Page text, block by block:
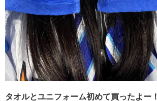
タオルとユニフォーム初めて買ったよー！